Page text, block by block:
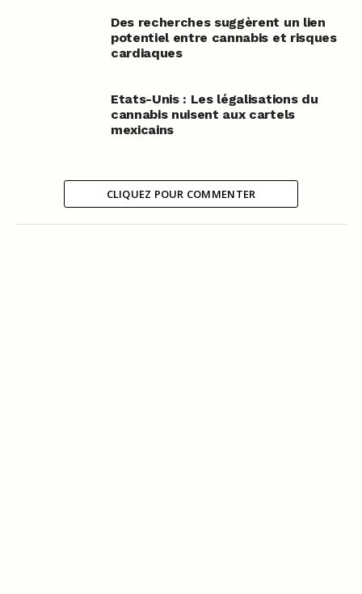
Des recherches suggèrent un lien
potentiel entre cannabis et risques
cardiaques
Etats-Unis : Les légalisations du
cannabis nuisent aux cartels
mexicains
CLIQUEZ POUR COMMENTER